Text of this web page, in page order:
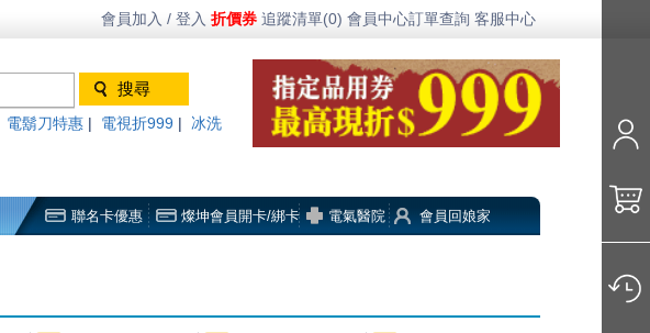
會員加入 / 登入 折價券 追蹤清單(0) 會員中心訂單查詢 客服中心
電鬍刀特惠 電視折999
冰洗
聯名卡優惠 燦坤會員開卡/綁卡 電氣醫院 會員回娘家